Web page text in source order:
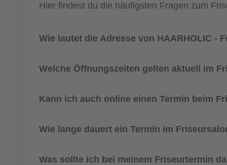
Hier findest du die häufigsten Fragen zum
Wie lautet die Adresse von HAARHOLIC -
Welche Öffnungszeiten gelten aktuell im
Kann ich auch online einen Termin beim
Wie lange dauert ein Termin im
Was sollte ich bei meinem Friseurtermin